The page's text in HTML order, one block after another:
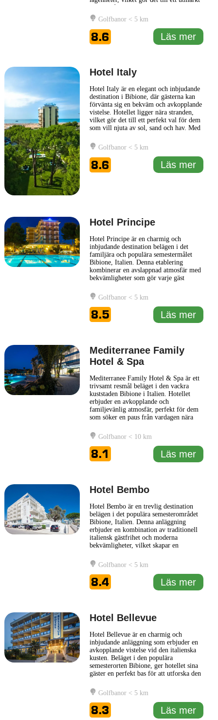
fokus på komfort och funktionalitet ger
Aparthotel Imperial en känsla av att vara
"hemma" även när man är borta.
Gästerna kan njuta av välinredda... Läs
mer
Golfbanor < 5 km
8.6 Läs mer
Hotel Italy
Hotel Italy är en elegant och inbjudande
destination i Bibione, där gästerna kan
förvänta sig en bekväm och avkopplande
vistelse. Hotellet ligger nära stranden,
vilket gör det till ett perfekt val för dem
som vill njuta av sol, sand och hav. Med
atmosfär erbjuder Hotel Italy en rad
olika faciliteter för att säkerställa en
trevlig upplevelse för alla besökare.
Det... Läs mer
Golfbanor < 5 km
8.6 Läs mer
Hotel Principe
Hotel Principe är en charmig och
inbjudande destination belägen i det
familjära och populära semestermålet
Bibione, Italien. Denna etablering
kombinerar en avslappnad atmosfär med
bekvämligheter som gör varje gäst
plats för både familjer och par som söker
en avkopplande tillflyktsort vid
Adriatiska havet. Hotel Principe erbjuder
en rad bekväma rum som är smakfullt...
Läs mer
Golfbanor < 5 km
8.5 Läs mer
Mediterranee Family
Hotel & Spa
Mediterranee Family Hotel & Spa är ett
trivsamt resmål beläget i den vackra
kuststaden Bibione i Italien. Hotellet
erbjuder en avkopplande och
familjevänlig atmosfär, perfekt för dem
som söker en paus från vardagen nära
Gästerna kan njuta av en välutrustad spa-
avdelning där olika behandlingar och
faciliteter finns för att förhöja känslan av
välbefinnande. Vid hotellets... Läs mer
Golfbanor < 10 km
8.1 Läs mer
Hotel Bembo
Hotel Bembo är en trevlig destination
belägen i det populära semesterområdet
Bibione, Italien. Denna anläggning
erbjuder en kombination av traditionell
italiensk gästfrihet och moderna
bekvämligheter, vilket skapar en
för sina gäster. Hotellet ligger nära
stranden, vilket gör det enkelt för
besökare att njuta av sol och hav. Med en
rad olika tjänster är Hotel Bembo ... Läs
mer
Golfbanor < 5 km
8.4 Läs mer
Hotel Bellevue
Hotel Bellevue är en charmig och
inbjudande anläggning som erbjuder en
avkopplande vistelse vid den italienska
kusten. Beläget i den populära
semesterorten Bibione, ger hotellet sina
gäster en perfekt bas för att utforska den
vackra stränderna. Hotellet kombinerar
stilren inredning med modern komfort.
Rummen är smakfullt inredda och
erbjuder en lugn atmosfär
... Läs mer
Golfbanor < 5 km
8.3 Läs mer